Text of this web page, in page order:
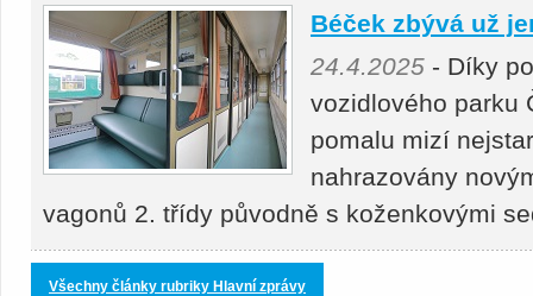
Béček zbývá už
24.4.2025 - Díky
vozidlového parku
pomalu mizí
nahrazovány
vagonů 2. třídy původně s koženkovými
Všechny články rubriky Hlavní zprávy